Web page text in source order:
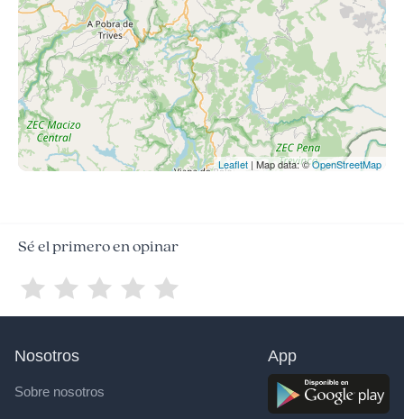
Leaflet | Map data: ©OpenStreetMap
Sé el primero en opinar
Nosotros
Sobre nosotros
App